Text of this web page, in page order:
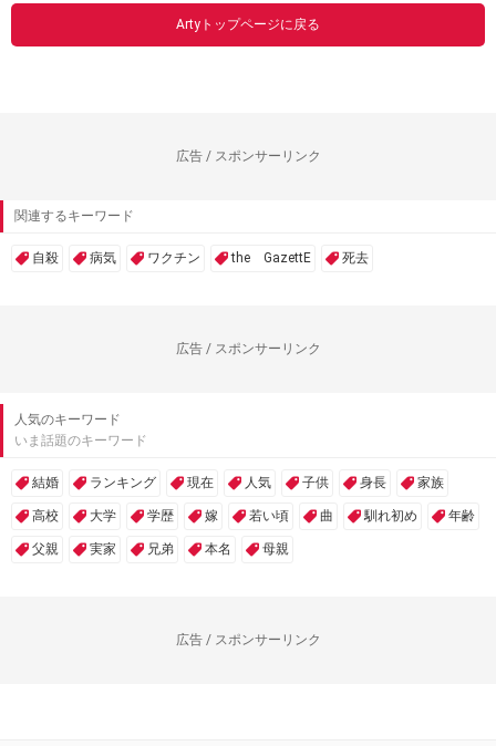
Artyトップページに戻る
広告 / スポンサーリンク
関連するキーワード
自殺 病気 ワクチン the GazettE 死去
広告 / スポンサーリンク
人気のキーワード
いま話題のキーワード
結婚 ランキング 現在 人気 子供 身長 家族
高校 大学 学歴 嫁 若い頃 曲 馴れ初め 年齢
父親 実家 兄弟 本名 母親
広告 / スポンサーリンク